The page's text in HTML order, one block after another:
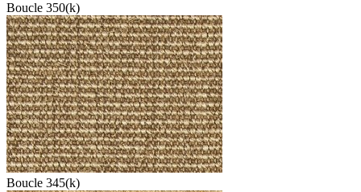
Boucle 350(k)
Boucle 345(k)